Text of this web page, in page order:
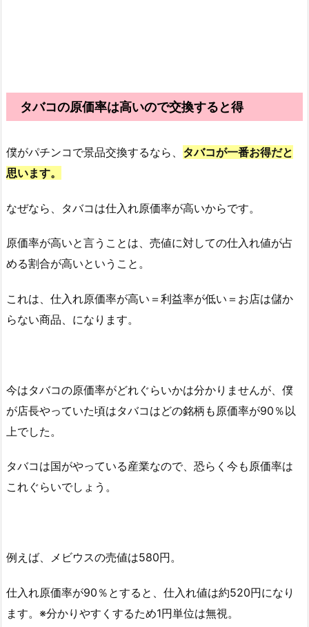
タバコの原価率は高いので交換すると得
僕がパチンコで景品交換するなら、 タバコが一番お得だと
思います。
なぜなら、タバコは仕入れ原価率が高いからです。
原価率が高いと言うことは、売値に対しての仕入れ値が占
める割合が高いということ。
これは、仕入れ原価率が高い＝利益率が低い＝お店は儲か
らない商品、になります。
今はタバコの原価率がどれぐらいかは分かりませんが、僕
が店長やっていた頃はタバコはどの銘柄も原価率が90％以
上でした。
タバコは国がやっている産業なので、恐らく今も原価率は
これぐらいでしょう。
例えば、メビウスの売値は580円。
仕入れ原価率が90％とすると、仕入れ値は約520円になり
ます。※分かりやすくするため1円単位は無視。